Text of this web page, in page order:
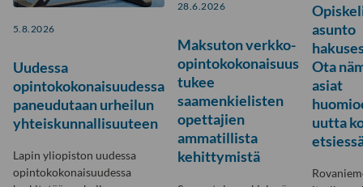
5.8.2026
Uudessa
opintokokonaisuudessa
paneudutaan urheilun
yhteiskunnallisuuteen
Lapin yliopiston uudessa
opintokokonaisuudessa
28.6.2026
Maksuton verkko-
opintokokonaisuus
tukee
saamenkielisten
opettajien
ammatillista
kehittymistä
asunto
Ota
asiat
uutta